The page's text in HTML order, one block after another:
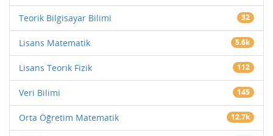
Teorik Bilgisayar Bilimi 32
Lisans Matematik 5.6k
Lisans Teorik Fizik 112
Veri Bilimi 145
Orta Öğretim Matematik 12.7k